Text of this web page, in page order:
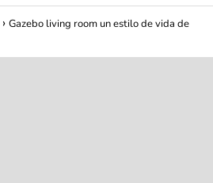
Gazebo living room un estilo de vida de